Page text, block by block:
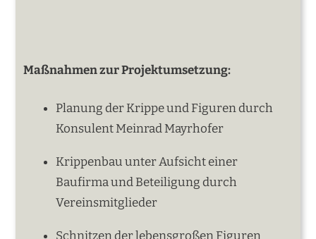
Maßnahmen zur Projektumsetzung:
Planung der Krippe und Figuren durch
Konsulent Meinrad Mayrhofer
Krippenbau unter Aufsicht einer
Baufirma und Beteiligung durch
Vereinsmitglieder